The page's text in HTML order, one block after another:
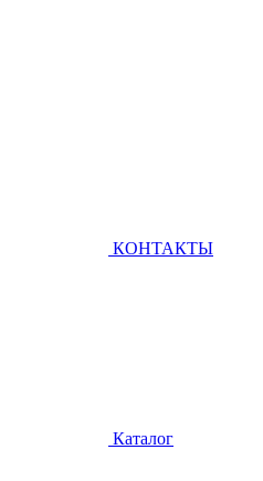
КОНТАКТЫ
Каталог